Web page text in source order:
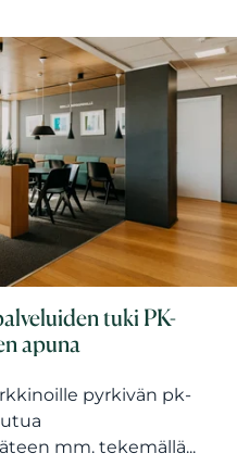
tuki PK-
apuna
pyrkivän pk-
mm. tekemällä...